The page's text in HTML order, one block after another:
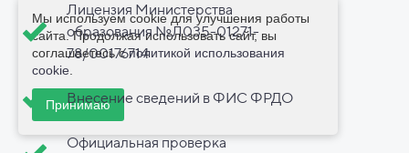
Лицензия Министерства
образования №Л035-01271-
78/00176714
Внесение сведений в ФИС ФРДО
Официальная проверка
Мы используем cookie для улучшения работы
сайта. Продолжая использовать сайт, вы
соглашаетесь сполитикой использования
cookie
Принимаю